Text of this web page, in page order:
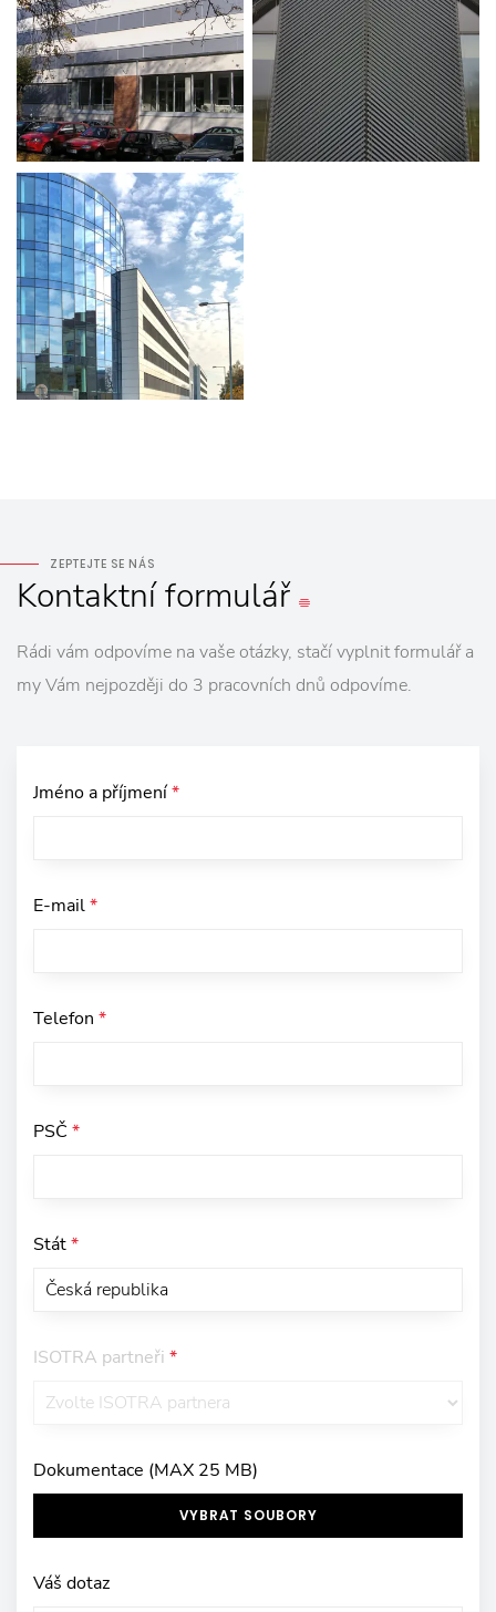
ZEPTEJTE SE NÁS
Kontaktníformulář
Rádi vám odpovíme na vaše otázky, stačí vyplnit formulář a
my Vám nejpozději do 3 pracovních dnů odpovíme.
Jméno a příjmení*
E-mail*
Telefon *
PSČ *
Stát*
ISOTRA partneři *
Dokumentace (MAX 25 MB)
VYBRAT SOUBORY
Váš dotaz